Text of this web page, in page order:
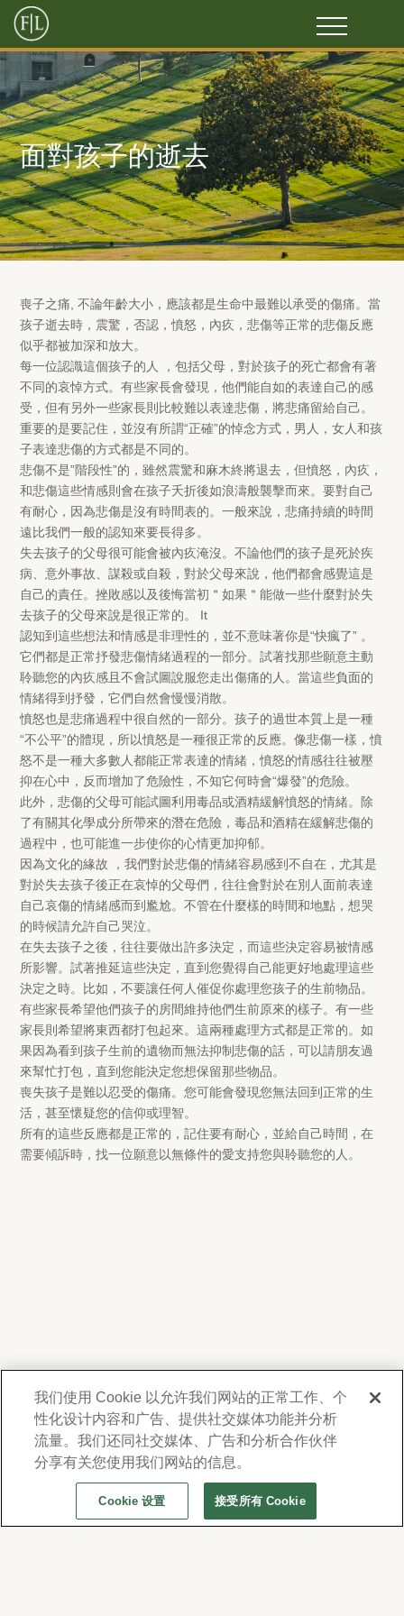
面對孩子的逝去
喪子之痛, 不論年齡大小，應該都是生命中最難以承受的傷痛。當
孩子逝去時，震驚，否認，憤怒，內疚，悲傷等正常的悲傷反應
似乎都被加深和放大。
每一位認識這個孩子的人 ，包括父母，對於孩子的死亡都會有著
不同的哀悼方式。有些家長會發現，他們能自如的表達自己的感
受，但有另外一些家長則比較難以表達悲傷，將悲痛留給自己。
重要的是要記住，並沒有所謂“正確”的悼念方式，男人，女人和孩
子表達悲傷的方式都是不同的。
悲傷不是”階段性”的，雖然震驚和麻木終將退去，但憤怒，內疚，
和悲傷這些情感則會在孩子夭折後如浪濤般襲擊而來。要對自己
有耐心，因為悲傷是沒有時間表的。一般來說，悲痛持續的時間
遠比我們一般的認知來要長得多。
失去孩子的父母很可能會被內疚淹沒。不論他們的孩子是死於疾
病、意外事故、謀殺或自殺，對於父母來說，他們都會感覺這是
自己的責任。挫敗感以及後悔當初＂如果＂能做一些什麼對於失
去孩子的父母來說是很正常的。 It
認知到這些想法和情感是非理性的，並不意味著你是“快瘋了” 。
它們都是正常抒發悲傷情緒過程的一部分。試著找那些願意主動
聆聽您的內疚感且不會試圖說服您走出傷痛的人。當這些負面的
情緒得到抒發，它們自然會慢慢消散。
憤怒也是悲痛過程中很自然的一部分。孩子的過世本質上是一種
“不公平”的體現，所以憤怒是一種很正常的反應。像悲傷一樣，憤
怒不是一種大多數人都能正常表達的情緒，憤怒的情感往往被壓
抑在心中，反而增加了危險性，不知它何時會“爆發”的危險。
此外，悲傷的父母可能試圖利用毒品或酒精緩解憤怒的情緒。除
了有關其化學成分所帶來的潛在危險，毒品和酒精在緩解悲傷的
過程中，也可能進一步使你的心情更加抑郁。
因為文化的緣故 ，我們對於悲傷的情緒容易感到不自在，尤其是
對於失去孩子後正在哀悼的父母們，往往會對於在別人面前表達
自己哀傷的情緒感而到尷尬。不管在什麼樣的時間和地點，想哭
的時候請允許自己哭泣。
在失去孩子之後，往往要做出許多決定，而這些決定容易被情感
所影響。試著推延這些決定，直到您覺得自己能更好地處理這些
決定之時。比如，不要讓任何人催促你處理您孩子的生前物品。
有些家長希望他們孩子的房間維持他們生前原來的樣子。有一些
家長則希望將東西都打包起來。這兩種處理方式都是正常的。如
果因為看到孩子生前的遺物而無法抑制悲傷的話，可以請朋友過
來幫忙打包，直到您能決定您想保留那些物品。
喪失孩子是難以忍受的傷痛。您可能會發現您無法回到正常的生
活，甚至懷疑您的信仰或理智。
所有的這些反應都是正常的，記住要有耐心，並給自己時間，在
需要傾訴時，找一位願意以無條件的愛支持您與聆聽您的人。
我們尊重您的隱私。為了向您提供有關產品、服
務及活動之資訊，Forest Lawn 會蒐集並使用您
在此提供的聯絡資料，並得不時透過電子郵件、
電話或人工撥打之短信或簡訊與您聯繫。詳情請
參閱本公司的隱私權政策及使用條款。若要變更
通訊偏好設定，請至
我们使用 Cookie 以允许我们网站的正常工作、个
性化设计内容和广告、提供社交媒体功能并分析
流量。我们还同社交媒体、广告和分析合作伙伴
分享有关您使用我们网站的信息。
Cookie 设置 接受所有 Cookie